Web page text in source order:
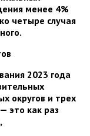
менее 4%
четыре случая
2023 года
округов и трех
это как раз